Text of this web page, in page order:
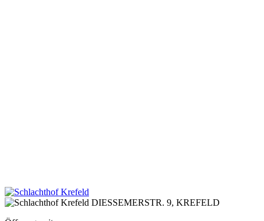
DIESSEMERSTR. 9, KREFELD